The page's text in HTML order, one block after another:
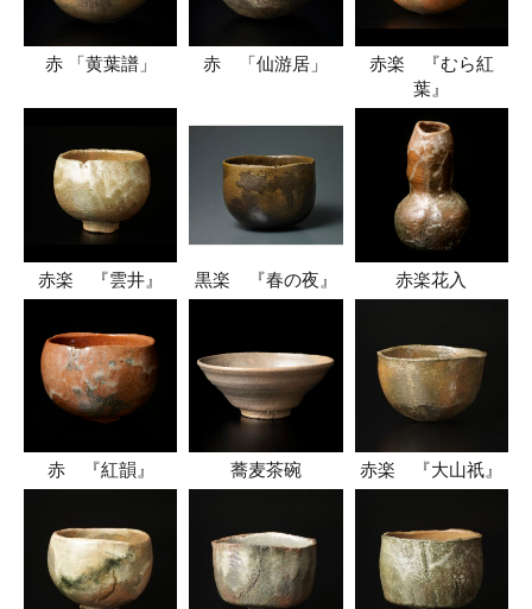
赤 「黄葉譜」 赤 「仙游居」
赤楽 『むら紅
葉』
赤楽 『雲井』 黒楽 『春の夜』 赤楽花入
赤 『紅韻』 蕎麦茶碗 赤楽 『大山祇』